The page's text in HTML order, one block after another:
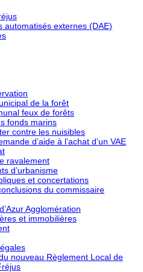
automatisés externes (DAE)
de la forêt
feux de forêts
fonds marins
contre les nuisibles
d’aide à l’achat d’un VAE
ravalement
d’urbanisme
et concertations
du commissaire
Agglomération
et immobilières
nouveau Règlement Local de